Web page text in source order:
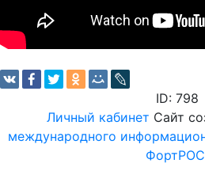
ID: 798
Личный кабинет Сайт
международного
ФортРОС